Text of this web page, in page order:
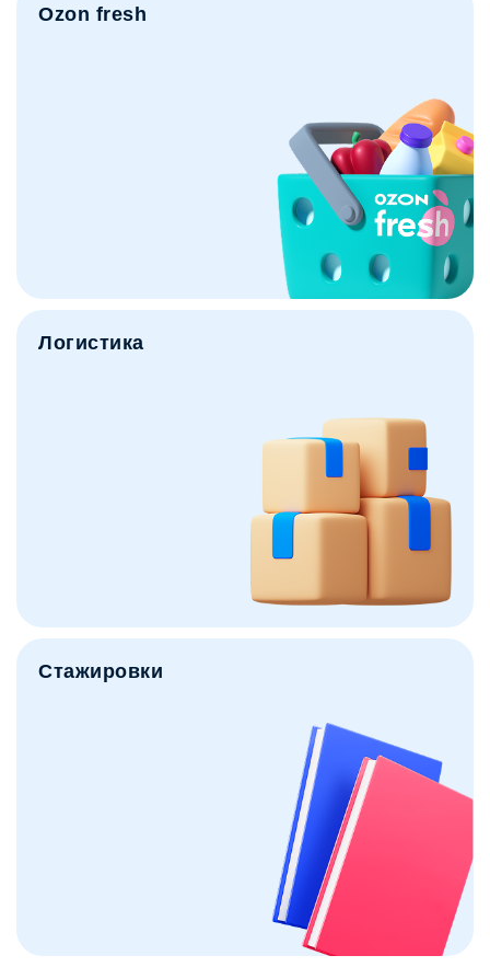
Ozon fresh
Логистика
Стажировки